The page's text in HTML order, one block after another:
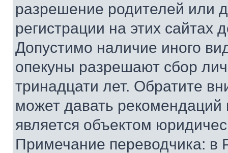
разрешение родителей или
регистрации на этих сайтах
Допустимо наличие иного
опекуны разрешают сбор
тринадцати лет. Обратите
может давать
является объектом
Примечание переводчика: в